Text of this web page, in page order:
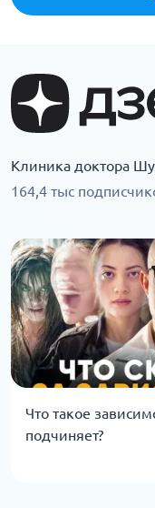
Клиника доктора
164,4 тыс
Что такое
подчиняет?